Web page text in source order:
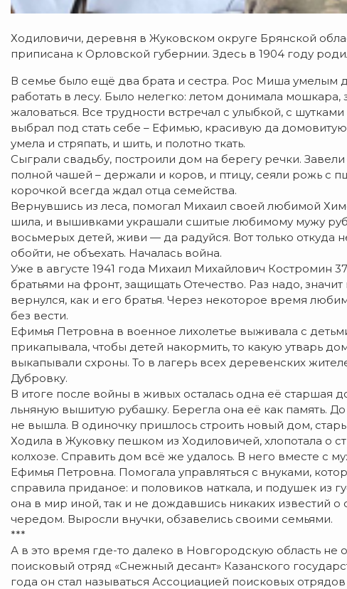
Ходиловичи, деревня в Жуковском округе Брянской
приписана к Орловской губернии. Здесь в 1904 году
В семье было ещё два брата и сестра. Рос Миша умелым
работать в лесу. Было нелегко: летом донимала
жаловаться. Все трудности встречал с улыбкой, с
выбрал под стать себе – Ефимью, красивую да
умела и стряпать, и шить, и полотно ткать.
Сыграли свадьбу, построили дом на берегу речки.
полной чашей – держали и коров, и птицу, сеяли рожь с
корочкой всегда ждал отца семейства.
Вернувшись из леса, помогал Михаил своей любимой
шила, и вышивками украшали сшитые любимому мужу
восьмерых детей, живи — да радуйся. Вот только откуда
обойти, не объехать. Началась война.
Уже в августе 1941 года Михаил Михайлович Костромин
братьями на фронт, защищать Отечество. Раз надо,
вернулся, как и его братья. Через некоторое время
без вести.
Ефимья Петровна в военное лихолетье выживала с
прикапывала, чтобы детей накормить, то какую утварь
выкапывали схроны. То в лагерь всех деревенских
Дубровку.
В итоге после войны в живых осталась одна её старшая
льняную вышитую рубашку. Берегла она её как память.
не вышла. В одиночку пришлось строить новый дом,
Ходила в Жуковку пешком из Ходиловичей, хлопотала о
колхозе. Справить дом всё же удалось. В него вместе с
Ефимья Петровна. Помогала управляться с внуками,
справила приданое: и половиков наткала, и подушек из
она в мир иной, так и не дождавшись никаких известий
чередом. Выросли внучки, обзавелись своими семьями.
***
А в это время где-то далеко в Новгородскую область не
поисковый отряд «Снежный десант» Казанского
года он стал называться Ассоциацией поисковых